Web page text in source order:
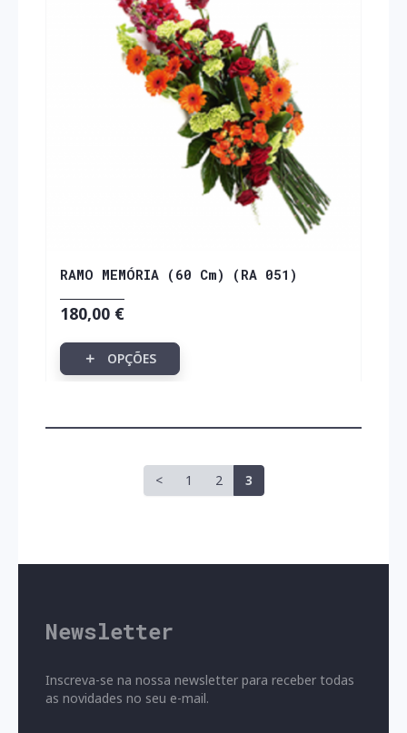
RAMO MEMÓRIA (60 Cm) (RA 051)
180,00 €
OPÇÕES
< 1 2 3
Newsletter
Inscreva-se na nossa newsletter para receber todas
as novidades no seu e-mail.